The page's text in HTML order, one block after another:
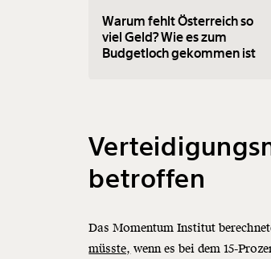
Warum fehlt Österreich so
viel Geld? Wie es zum
Budgetloch gekommen ist
betroffen
Das Momentum Institut
müsste, wenn es bei dem 15-